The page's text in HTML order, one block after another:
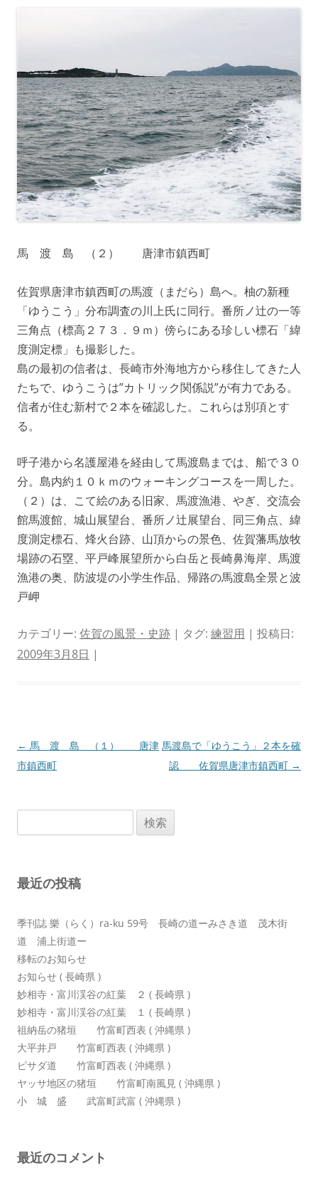
馬 渡 島 （２） 唐津市鎮西町
佐賀県唐津市鎮西町の馬渡（まだら）島へ。柚の新種
「ゆうこう」分布調査の川上氏に同行。番所ノ辻の一等
三角点（標高２７３．９ｍ）傍らにある珍しい標石「緯
度測定標」も撮影した。
島の最初の信者は、長崎市外海地方から移住してきた人
たちで、ゆうこうは”カトリック関係説”が有力である。
信者が住む新村で２本を確認した。これらは別項とす
る。
呼子港から名護屋港を経由して馬渡島までは、船で３０
分。島内約１０ｋｍのウォーキングコースを一周した。
（２）は、こて絵のある旧家、馬渡漁港、やぎ、交流会
館馬渡館、城山展望台、番所ノ辻展望台、同三角点、緯
度測定標石、烽火台跡、山頂からの景色、佐賀藩馬放牧
場跡の石塁、平戸峰展望所から白岳と長崎鼻海岸、馬渡
漁港の奥、防波堤の小学生作品、帰路の馬渡島全景と波
戸岬
カテゴリー: 佐賀の風景・史跡 | タグ: 練習用 | 投稿日:
2009年3月8日 |
投
稿
ョ
← 馬 渡 島 （１） 唐津
市鎮西町
馬渡島で「ゆうこう」２本を確
認 佐賀県唐津市鎮西町 →
索:
最近の投稿
季刊誌 樂（らく）ra-ku 59号 長崎の道ーみさき道 茂木街
道 浦上街道ー
移転のお知らせ
お知らせ ( 長崎県 )
妙相寺・富川渓谷の紅葉 ２ ( 長崎県 )
妙相寺・富川渓谷の紅葉 １ ( 長崎県 )
祖納岳の猪垣 竹富町西表 ( 沖縄県 )
大平井戸 竹富町西表 ( 沖縄県 )
ピサダ道 竹富町西表 ( 沖縄県 )
ヤッサ地区の猪垣 竹富町南風見 ( 沖縄県 )
小 城 盛 武富町武富 ( 沖縄県 )
最近のコメント